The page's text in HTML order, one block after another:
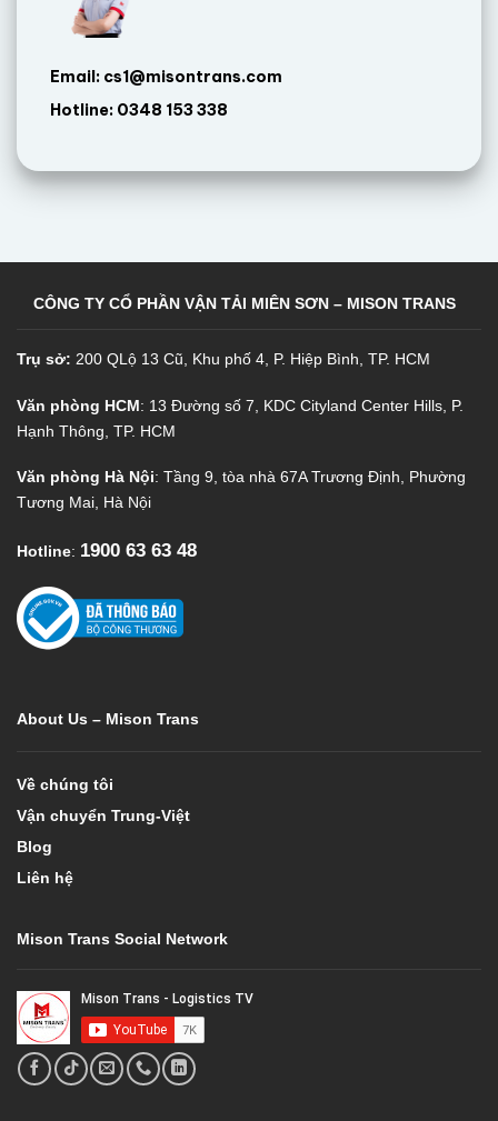
Email: cs1@misontrans.com
Hotline: 0348 153 338
CÔNG TY CỔ PHẦN VẬN TẢI MIÊN SƠN – MISON TRANS
Trụ sở: 200 QLộ 13 Cũ, Khu phố 4, P. Hiệp Bình, TP. HCM
Văn phòng HCM: 13 Đường số 7, KDC Cityland Center Hills, P.
Hạnh Thông, TP. HCM
Văn phòng Hà Nội: Tầng 9, tòa nhà 67A Trương Định, Phường
Tương Mai, Hà Nội
Hotline: 1900 63 63 48
About Us – Mison Trans
Về chúng tôi
Vận chuyển Trung-Việt
Blog
Liên hệ
Mison Trans Social Network